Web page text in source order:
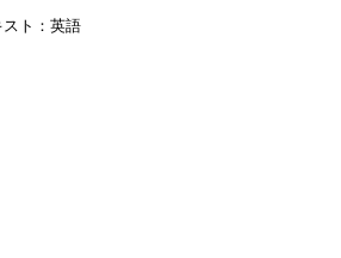
ト：英語